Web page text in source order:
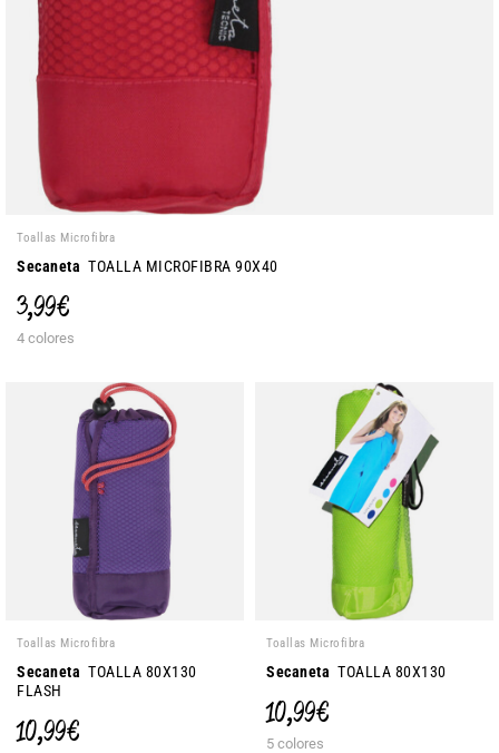
Toallas Microfibra
Secaneta TOALLA MICROFIBRA 90X40
3,99 €
4 colores
Toallas Microfibra
Secaneta TOALLA 80X130
FLASH
10,99 €
Toallas Microfibra
Secaneta TOALLA 80X130
10,99 €
5 colores